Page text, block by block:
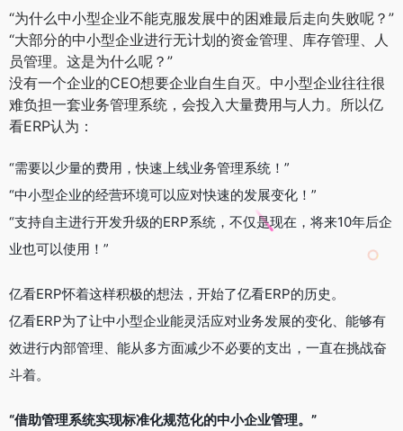
“为什么中小型企业不能克服发展中的困难最后走向失败呢？”
“大部分的中小型企业进行无计划的资金管理、库存管理、人
员管理。这是为什么呢？”
没有一个企业的CEO想要企业自生自灭。中小型企业往往很
难负担一套业务管理系统，会投入大量费用与人力。所以亿
看ERP认为：
“需要以少量的费用，快速上线业务管理系统！”
“中小型企业的经营环境可以应对快速的发展变化！”
“支持自主进行开发升级的ERP系统，不仅是现在，将来10年后企
业也可以使用！”
亿看ERP怀着这样积极的想法，开始了亿看ERP的历史。
亿看ERP为了让中小型企业能灵活应对业务发展的变化、能够有
效进行内部管理、能从多方面减少不必要的支出，一直在挑战奋
斗着。
“借助管理系统实现标准化规范化的中小企业管理。”